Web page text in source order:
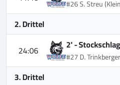
#26 S. Streu
2. Drittel
24:06
2' -Stockschlag
#27 D. Trinkberger
3. Drittel